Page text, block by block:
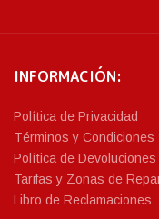
INFORMACIÓN:
Política de Privacidad
Términos y Condiciones
Política de Devoluciones
Tarifas y Zonas de
Libro de Reclamaciones